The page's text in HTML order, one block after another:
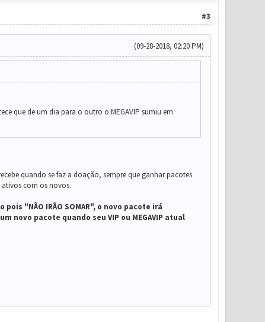
#3
(09-28-2018, 02:20 PM)
que de um dia para o outro o MEGAVIP sumiu em
quando se faz a doação, sempre que ganhar pacotes
com os novos.
pois "NÃO IRÃO SOMAR", o novo pacote irá
novo pacote quando seu VIP ou MEGAVIP atual